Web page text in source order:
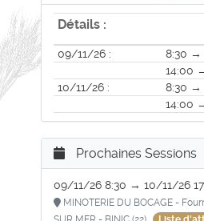
Détails :
09/11/26 :
8:30 →
14:00
10/11/26 :
8:30 →
14:00
Prochaines Sessions
09/11/26 8:30 → 10/11/26
MINOTERIE DU BOCAGE -